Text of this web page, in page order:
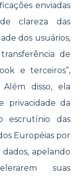
enviadas
clareza das
dos usuários,
de
e terceiros”,
Além disso, ela
privacidade da
escrutínio das
Européias por
apelando
suas